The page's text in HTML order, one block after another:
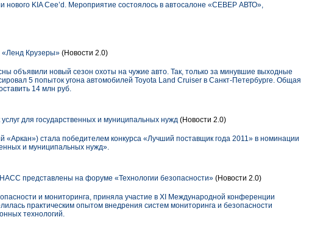
нового KIA Cee’d. Мероприятие состоялось в автосалоне «СЕВЕР АВТО»,
«Ленд Крузеры» (Новости 2.0)
объявили новый сезон охоты на чужие авто. Так, только за минувшие выходные
5 попыток угона автомобилей Toyota Land Cruiser в Санкт-Петербурге. Общая
14 млн руб.
для государственных и муниципальных нужд (Новости 2.0)
«Аркан») стала победителем конкурса «Лучший поставщик года 2011» в номинации
и муниципальных нужд».
представлены на форуме «Технологии безопасности» (Новости 2.0)
и мониторинга, приняла участие в XI Международной конференции
практическим опытом внедрения систем мониторинга и безопасности
технологий.